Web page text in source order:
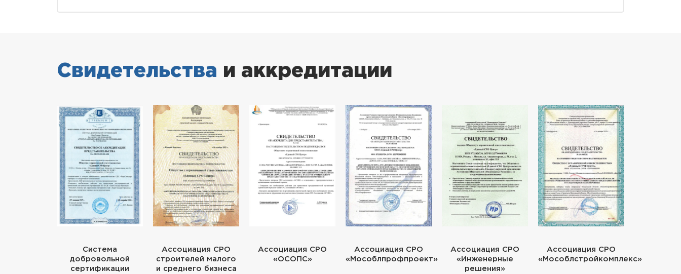
Свидетельства и аккредитации
Система
добровольной
сертификации
Ассоциация СРО
строителей малого
и среднего бизнеса
Ассоциация СРО
«ОСОПС»
Ассоциация СРО
«Мособлпрофпроект»
Ассоциация СРО
«Инженерные
решения»
Ассоциация СРО
«Мособлстройкомплекс»